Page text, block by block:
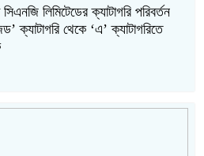
লিমিটেডের ক্যাটাগরি পরিবর্তন
ক্যাটাগরি থেকে ‘এ’ ক্যাটাগরিতে